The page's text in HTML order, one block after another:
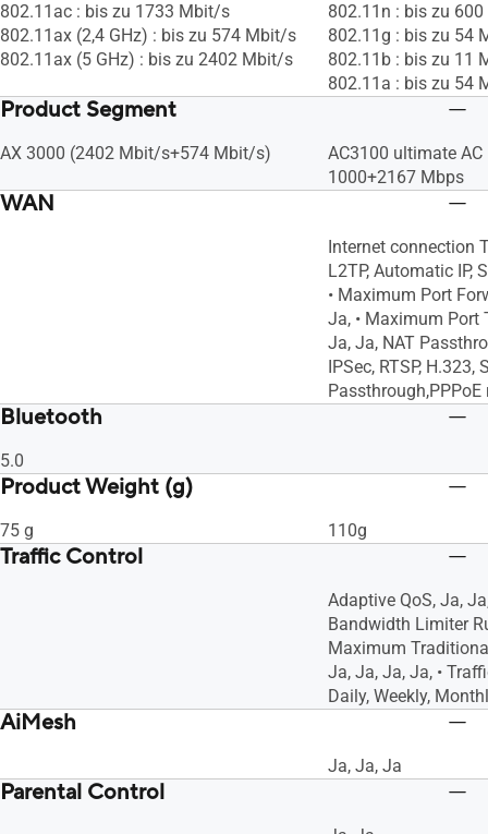
802.11ac : bis zu 1733 Mbit/s
802.11ax (2,4 GHz) : bis zu 574 Mbit/s
802.11ax (5 GHz) : bis zu 2402 Mbit/s
802.11n : bis zu
802.11g : bis zu 54
802.11b : bis zu 11
802.11a : bis zu 54
Product Segment
AX 3000 (2402 Mbit/s+574 Mbit/s)
AC3100 ultimate
1000+2167 Mbps
WAN
Internet connection
L2TP, Automatic IP,
• Maximum Port
Ja, • Maximum Port
Ja, Ja, NAT
IPSec, RTSP, H.323,
Passthrough,PPPoE
Bluetooth
5.0
Product Weight (g)
75 g 110g
Traffic Control
Adaptive QoS, Ja,
Bandwidth Limiter
Maximum
Ja, Ja, Ja, Ja, •
Daily, Weekly,
AiMesh
Ja, Ja, Ja
Parental Control